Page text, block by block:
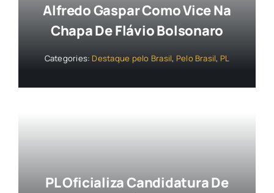
Alfredo Gaspar Como Vice Na
Chapa De Flávio Bolsonaro
Categories: Destaque pelo Brasil, Pelo Brasil, PL
PL Oficializa Candidatura De